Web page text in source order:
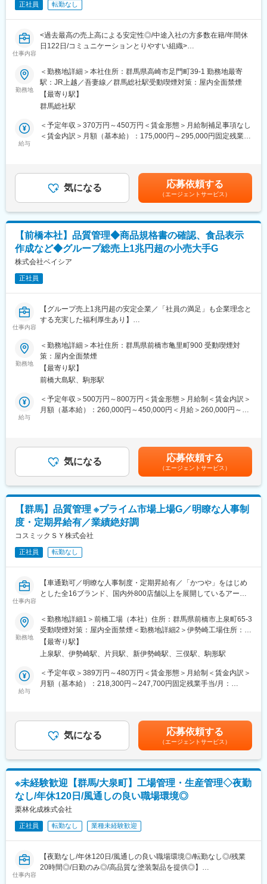
現場巡回・ライン進捗確認・現場確認
↓
現場巡回・ライン進捗確認・現場確認
データまとめ
↓
退勤
・食品工場での経験者はもちろん、包材関係の工場でお勤めだっ
た方も入社後ご活躍いただいています。
・シフトの自由度が高く休みの折り合いはつきやすいです。
【若い組織】
・支部制をとっており、各支部のCEOが40代前半と比較的若い組
織です。そのため働き方への改革や、社員のキャリアアップなど
柔軟に対応する社風です。
【キャリアアップ◎】
・マネージャーや工場の役職など、ポストが空かずキャリアアッ
プができないったことは全くございません。ゼンショーホールデ
ィングスの100%子会社のため、当社の工場にとどまらず、ゼンシ
ョーホールディングスの工場で工場として働いていただくことも
ございます。そういった社員を正当に評価する文化がございます
【やりがい◎】
惣菜は売場商品の30～40％、畜産は、生肉の100％、水産は20～
30％を工場で加工して店舗に供給しています。自分達で開発した
商品を直接お店で販売するのでお客様の反応がすぐに解る事で
変更の範囲：会社の定める業務
正社員 転勤なし
仕事内容
<過去最高の売上高による安定性◎/中途入社の方多数在籍/年間休
日122日/コミュニケーションとりやすい組織>
■業務内容：
当社の飲料商品の商品企画開発をお任せします。
■業務詳細：
・自社ブランド製品及びPB製品企画設計
・商品の配合設計
・プレゼン資料作成
■組織構成について：
■当社の魅力について：
（1）働きやすい環境
当社は年間休日116日残業も月20時間となっており、仕事とプラ
イベートを両立できる就業環境となっております。また長期休暇
もあるため長期にわたり就業することが可能となっております。
（2）社員とのコミュニケーションが取りやすい環境
当社の食品開発部門はコミュニケーションも取りやすく意見やア
イディアなども発言しやすい環境となっております。また穏やか
な雰囲気の環境でもあるため質問や、相談などもしやすいです。
（3）会社の将来性について
当社では海外飲料も取り扱っており、例えばタイ国にある日系コ
ンビニエンストア向けにハルナブランドの「フルーツビネガー」
「健康志向の炭酸水」を販売しております。これからも海外にて
■事業概要：
ております。企画にとどまらず、規格に基づいた自社工場を活用
して高品質なで安全な商品を製造・提供するビジネスモデルが当
社の強みです。
勤務地
＜勤務地詳細＞本社住所：群馬県高崎市足門町39-1 勤務地最寄
駅：JR上越／吾妻線／群馬総社駅受動喫煙対策：屋内全面禁煙
【最寄り駅】
群馬総社駅
給与
＜予定年収＞370万円～450万円＜賃金形態＞月給制補足事項なし
＜賃金内訳＞月額（基本給）：175,000円～295,000円固定残業手
給与補足＞■昇給：年1回（4月）※前年度実績1月あたり1.00％～
2.00％■賞与：年2回（6月・12月）※前年度実績計6.04ヶ月分賃金
はあくまでも目安の金額であり、選考を通じて上下する可能性が
あります。月給(月額)は固定手当を含めた表記です。
気になる 応募依頼する
（エージェントサービス）
【前橋本社】品質管理◆商品規格書の確認、食品表示
作成など◆グループ総売上1兆円超の小売大手G
株式会社ベイシア
正社員
仕事内容
【グループ売上1兆円超の安定企業／「社員の満足」も企業理念と
する充実した福利厚生あり】
■業務内容：
・適正な商品を導入する為の導入時の商品規格書の確認、食品表
示作成、工場監査等の実施（海外案件もあり）
・クレーム（事故）発生時のサプライヤーの再発防止策の確認及
び監査
・社内にて、バイヤー、MD及びサプライヤーとのコミュニケーシ
ョン
・新店、改装店開始時の店舗衛生等準備、指導等対応
10月にグループ売上1兆円を達成。商品開発、共同出店、人材育
成、ロジスティクス、情報システム等グループ各社が連携し、
「より良いものをより安く」提供する事を主軸にお客様に法令順
守、安心安全で満足できる商品を提供する為、品質・鮮度管理に
関して、更なる強化を推進してます。
今回はPB、SB商品等納品いただいている、サプライヤー様の商品
規格書、表示、工場監査、クレーム発生時の再発防止アクション
等推進可能な担当者を募集させて頂きます。
■当社について：
す。衣食住を総合的に扱うスーパーセンター、食品特化型のスー
パーマーケットを主力形態としながら、1都14県に139店舗に出店
しています。
米国のウォルマートをベンチマークしながら北関東を中心に成長
ような圧倒的な品ぞろえで「より良いものをより安く」をモット
ーに生活者の日々の生活に潤いを与えることを主眼にビジネスを
社に成長していきます。また、現在のコロナ禍でも巣ごもり需要
を取り込み、成長が加速しています。また、従業員に対して
PS（Profit Share）利益還元制度を日本で2番目に開始した先進的
な企業で従業員へ優しく、また経営目線で仕事をすることを意識
した制度などもございます。
勤務地
＜勤務地詳細＞本社住所：群馬県前橋市亀里町900 受動喫煙対
策：屋内全面禁煙
【最寄り駅】
前橋大島駅、駒形駅
給与
＜予定年収＞500万円～800万円＜賃金形態＞月給制＜賃金内訳＞
月額（基本給）：260,000円～450,000円＜月給＞260,000円～
ります。最終的には面接を経てスキル・経験により判断します。
賃金はあくまでも目安の金額であり、選考を通じて上下する可能
性があります。月給(月額)は固定手当を含めた表記です。
気になる 応募依頼する
（エージェントサービス）
【群馬】品質管理 ※プライム市場上場G／明瞭な人事制
度・定期昇給有／業績絶好調
コスミックＳＹ株式会社
正社員 転勤なし
仕事内容
【車通勤可／明瞭な人事制度・定期昇給有／「かつや」をはじめ
とした全16ブランド、国内外800店舗以上を展開しているアーク
性・将来性◎≪プライム市場上場G≫】
■職務内容：品質管理業務を担当していただきます。
【募集背景】事業拡大による増員
【業務詳細】
・食品の細菌検査
・工場内の清潔管理
■就業環境について
・平均残業時間は25時間程度
■キャリアパス
キャリアパスが明確で能力・意欲次第で中長期的にスキルアッ
プ・キャリアアップを図ることができます。
■コスミックSYの想い
・他社にはない世界初の技術を駆使して、おいしさを追求してい
ます。
手ごろな価格で、より良いものをスピード感を持ってお届けす
る。そのためのこだわりには、自信があります。
この先も食卓に笑顔があふれるような、おいしくて、安全・安心
勤務地
＜勤務地詳細1＞前橋工場（本社）住所：群馬県前橋市上泉町65-3
受動喫煙対策：屋内全面禁煙＜勤務地詳細2＞伊勢崎工場住所：群
馬県伊勢崎市宮子町3034 受動喫煙対策：敷地内喫煙可能場所あり
変更の範囲：会社の定める事業所
【最寄り駅】
上泉駅、伊勢崎駅、片貝駅、新伊勢崎駅、三俣駅、駒形駅
給与
＜予定年収＞389万円～480万円＜賃金形態＞月給制＜賃金内訳＞
月額（基本給）：218,300円～247,700円固定残業手当/月：
実績:年2回支給(直近5年以上満額支給実績あり)賃金はあくまでも
目安の金額であり、選考を通じて上下する可能性があります。月
給(月額)は固定手当を含めた表記です。
気になる 応募依頼する
（エージェントサービス）
※未経験歓迎【群馬/大泉町】工場管理・生産管理◇夜勤
なし/年休120日/風通しの良い職場環境◎
栗林化成株式会社
正社員 転勤なし 業種未経験歓迎
仕事内容
【夜勤なし/年休120日/風通しの良い職場環境◎/転勤なし◎/残業
20時間◎/日勤のみ◎/高品質な塗装製品を提供◎】